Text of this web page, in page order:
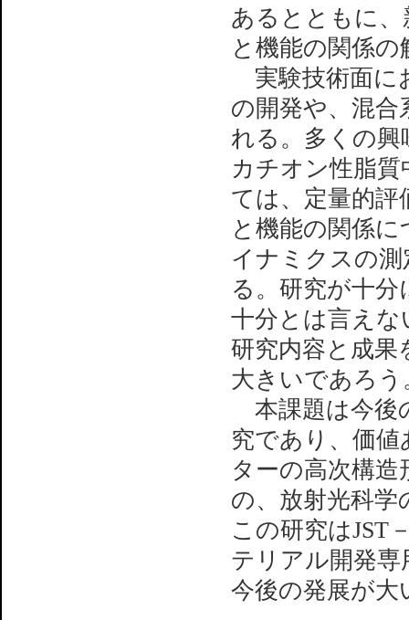
あるとともに
と機能の関係
実験技術面に
の開発や、混合
れる。多くの
カチオン性脂
ては、定量的
と機能の関係
イナミクスの
る。研究が十
十分とは言えな
研究内容と成果
大きいであろう
本課題は今後
究であり、価
ターの高次構
の、放射光科
この研究はJST
テリアル開発
今後の発展が大